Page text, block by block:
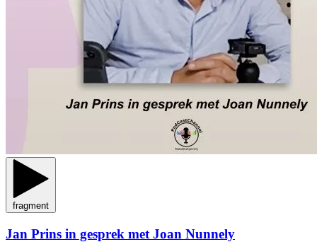
fragment
Jan Prins in gesprek met Joan Nunnely